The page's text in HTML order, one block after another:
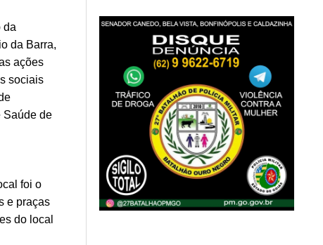
da
da Barra,
ações
sociais
Saúde de
foi o
e praças
do local